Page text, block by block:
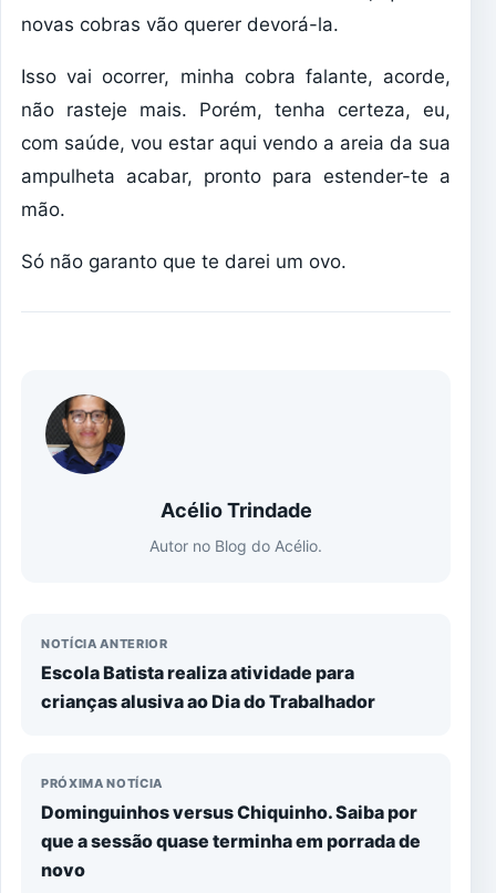
novas cobras vão querer devorá-la.
Isso vai ocorrer, minha cobra falante, acorde,
não rasteje mais. Porém, tenha certeza, eu,
com saúde, vou estar aqui vendo a areia da sua
ampulheta acabar, pronto para estender-te a
mão.
Só não garanto que te darei um ovo.
Acélio Trindade
Autor no Blog do Acélio.
NOTÍCIA ANTERIOR
Escola Batista realiza atividade para
crianças alusiva ao Dia do Trabalhador
PRÓXIMA NOTÍCIA
Dominguinhos versus Chiquinho. Saiba por
que a sessão quase terminha em porrada de
novo